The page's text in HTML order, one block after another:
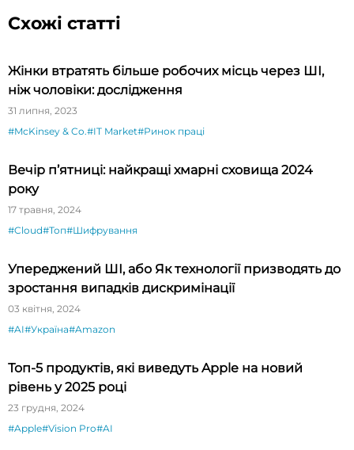
Схожі статті
Жінки втратять більше робочих місць через ШІ,
ніж чоловіки: дослідження
31 липня, 2023
#McKinsey & Co.#IT Market#Ринок праці
Вечір п’ятниці: найкращі хмарні сховища 2024
року
17 травня, 2024
#Cloud#Топ#Шифрування
Упереджений ШІ, або Як технології призводять до
зростання випадків дискримінації
03 квітня, 2024
#AI#Україна#Amazon
Топ-5 продуктів, які виведуть Apple на новий
рівень у 2025 році
23 грудня, 2024
#Apple#Vision Pro#AI